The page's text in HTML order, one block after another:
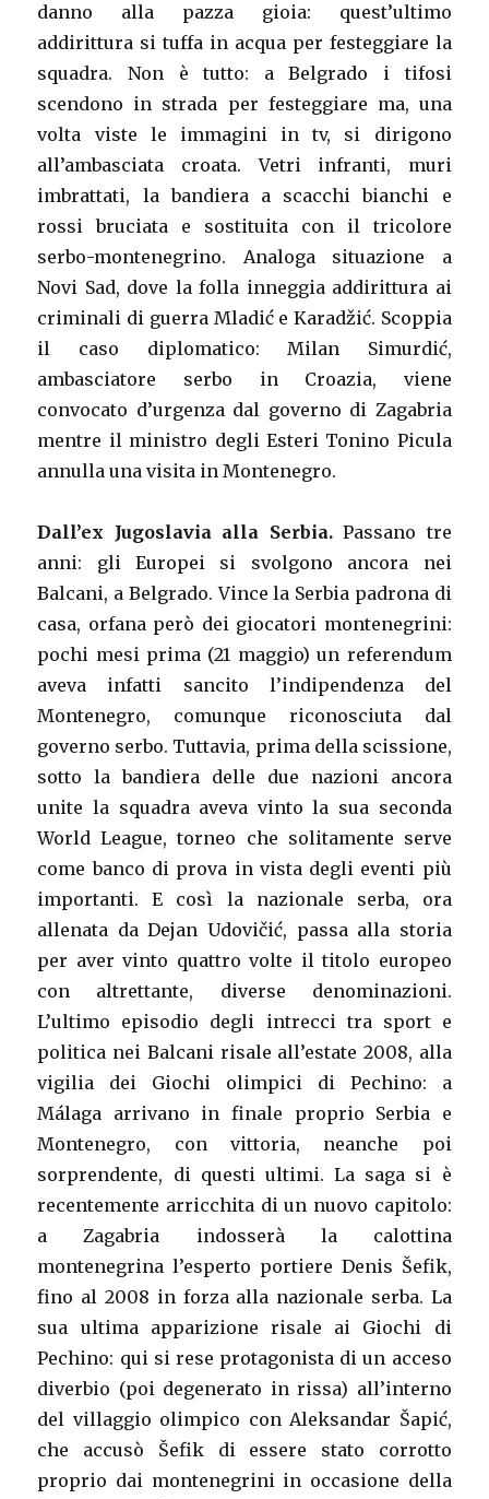
danno alla pazza gioia: quest’ultimo
addirittura si tuffa in acqua per festeggiare la
squadra. Non è tutto: a Belgrado i tifosi
scendono in strada per festeggiare ma, una
volta viste le immagini in tv, si dirigono
all’ambasciata croata. Vetri infranti, muri
imbrattati, la bandiera a scacchi bianchi e
rossi bruciata e sostituita con il tricolore
serbo-montenegrino. Analoga situazione a
Novi Sad, dove la folla inneggia addirittura ai
criminali di guerra Mladić e Karadžić. Scoppia
il caso diplomatico: Milan Simurdić,
ambasciatore serbo in Croazia, viene
convocato d’urgenza dal governo di Zagabria
mentre il ministro degli Esteri Tonino Picula
annulla una visita in Montenegro.
Dall’ex Jugoslavia alla Serbia.Passano tre
anni: gli Europei si svolgono ancora nei
Balcani, a Belgrado. Vince la Serbia padrona di
casa, orfana però dei giocatori montenegrini:
pochi mesi prima (21 maggio) un referendum
aveva infatti sancito l’indipendenza del
Montenegro, comunque riconosciuta dal
governo serbo. Tuttavia, prima della scissione,
sotto la bandiera delle due nazioni ancora
unite la squadra aveva vinto la sua seconda
World League, torneo che solitamente serve
come banco di prova in vista degli eventi più
importanti. E così la nazionale serba, ora
allenata da Dejan Udovičić, passa alla storia
per aver vinto quattro volte il titolo europeo
con altrettante, diverse denominazioni.
L’ultimo episodio degli intrecci tra sport e
politica nei Balcani risale all’estate 2008, alla
vigilia dei Giochi olimpici di Pechino: a
Málaga arrivano in finale proprio Serbia e
Montenegro, con vittoria, neanche poi
sorprendente, di questi ultimi. La saga si è
recentemente arricchita di un nuovo capitolo:
a Zagabria indosserà la calottina
montenegrina l’esperto portiere Denis Šefik,
fino al 2008 in forza alla nazionale serba. La
sua ultima apparizione risale ai Giochi di
Pechino: qui si rese protagonista di un acceso
diverbio (poi degenerato in rissa) all’interno
del villaggio olimpico con Aleksandar Šapić,
che accusò Šefik di essere stato corrotto
proprio dai montenegrini in occasione della